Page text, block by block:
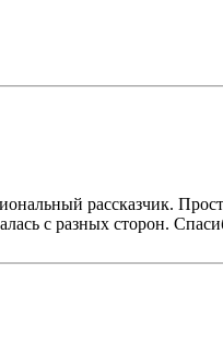
рассказчик.
с разных сторон.